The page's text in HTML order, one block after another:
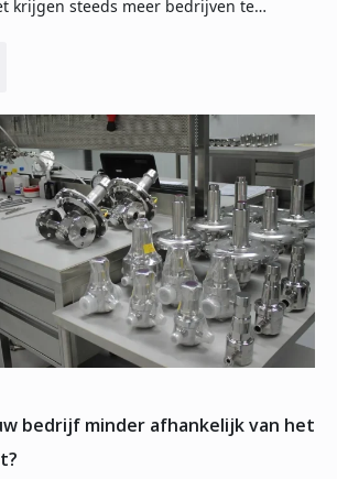
krijgen steeds meer bedrijven te…
bedrijf minder afhankelijk van het